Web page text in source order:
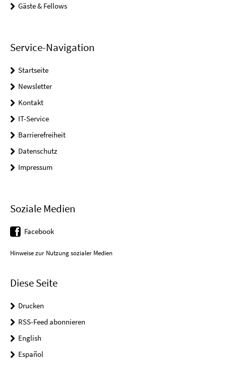
Gäste & Fellows
Service-Navigation
Startseite
Newsletter
Kontakt
IT-Service
Barrierefreiheit
Datenschutz
Impressum
Soziale Medien
Facebook
Hinweise zur Nutzung sozialer Medien
Diese Seite
Drucken
RSS-Feed abonnieren
English
Español